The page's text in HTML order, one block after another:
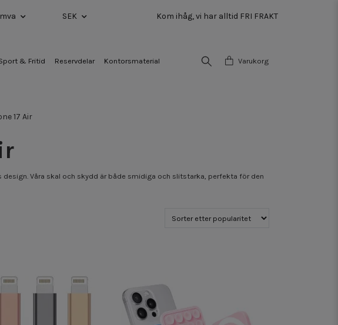
SEK Kom ihåg, vi har alltid FRI FRAKT
& Fritid Reservdelar Kontorsmaterial Varukorg
17 Air
Våra skal och skydd är både smidiga och slitstarka, perfekta för den